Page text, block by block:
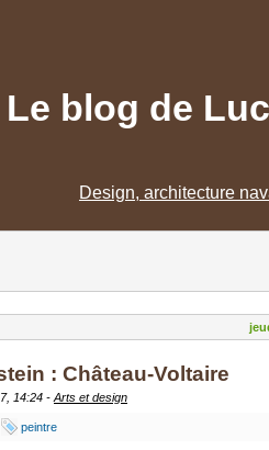
Le blog de
Design, architecture
: Château-Voltaire
14:24 - Arts et design
peintre